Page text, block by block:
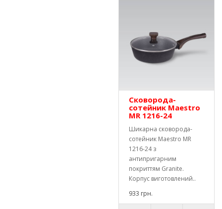
Сковорода-
сотейник Maestro
MR 1216-24
Шикарна сковорода-
сотейник Maestro MR
1216-24 з
антипригарним
покриттям Granite.
Корпус виготовлений..
933 грн.